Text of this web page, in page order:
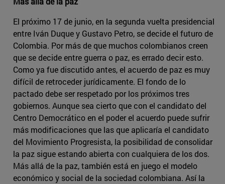
El próximo 17 de junio, en la segunda vuelta presidencial
entre Iván Duque y Gustavo Petro, se decide el futuro de
Colombia. Por más de que muchos colombianos creen
que se decide entre guerra o paz, es errado decir esto.
Como ya fue discutido antes, el acuerdo de paz es muy
difícil de retroceder jurídicamente. El fondo de lo
pactado debe ser respetado por los próximos tres
gobiernos. Aunque sea cierto que con el candidato del
Centro Democrático en el poder el acuerdo puede sufrir
más modificaciones que las que aplicaría el candidato
del Movimiento Progresista, la posibilidad de consolidar
la paz sigue estando abierta con cualquiera de los dos.
Más allá de la paz, también está en juego el modelo
económico y social de la sociedad colombiana. Así la